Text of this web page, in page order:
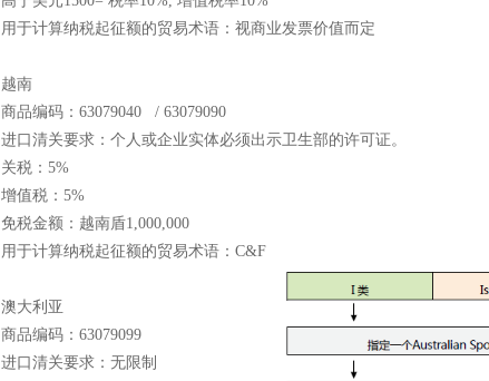
用于计算纳税起征额的贸易术语：视商业发票价值而定
越南
商品编码： 63079040 / 63079090
进口清关要求：个人或企业实体必须出示卫生部的许可证。
关税： 5%
增值税： 5%
免税金额：越南盾1,000,000
用于计算纳税起征额的贸易术语： C&F
澳大利亚
商品编码： 63079099
进口清关要求：无限制